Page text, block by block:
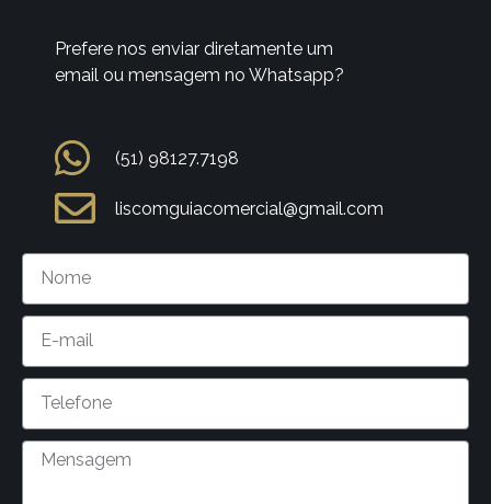
Prefere nos enviar diretamente um
email ou mensagem no Whatsapp?
(51) 98127.7198
liscomguiacomercial@gmail.com